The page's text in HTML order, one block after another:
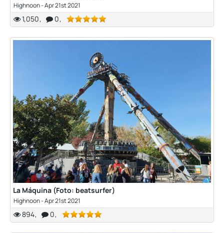
Highnoon-Apr 21st 2021
1,050 0
La Máquina (Foto: beatsurfer)
Highnoon-Apr 21st 2021
894 0